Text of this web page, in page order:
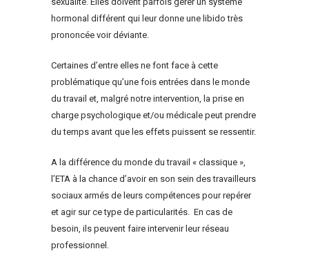
hormonal différent qui leur donne une libido très
prononcée voir déviante.
Certaines d’entre elles ne font face à cette
problématique qu’une fois entrées dans le monde
du travail et, malgré notre intervention, la prise en
charge psychologique et/ou médicale peut prendre
du temps avant que les effets puissent se ressentir.
A la différence du monde du travail « classique »,
l’ETA à la chance d’avoir en son sein des travailleurs
sociaux armés de leurs compétences pour repérer
et agir sur ce type de particularités. En cas de
besoin, ils peuvent faire intervenir leur réseau
professionnel.